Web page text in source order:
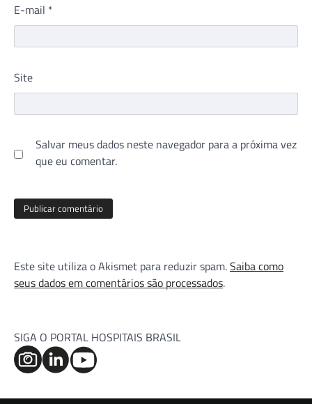
E-mail *
Site
Salvar meus dados neste navegador para a próxima vez
que eu comentar.
Este site utiliza o Akismet para reduzir spam.Saiba como
seus dados em comentários são processados.
SIGA O PORTAL HOSPITAIS BRASIL